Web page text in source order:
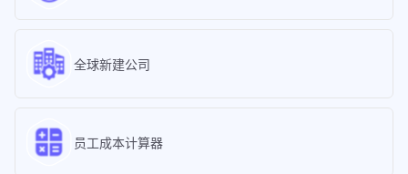
全球新建公司
员工成本计算器